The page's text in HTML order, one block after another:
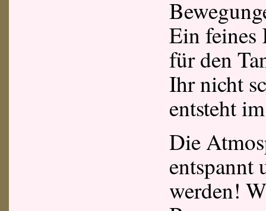
Ein feines
für den
Ihr nicht
entsteht
Die
entspannt
werden!